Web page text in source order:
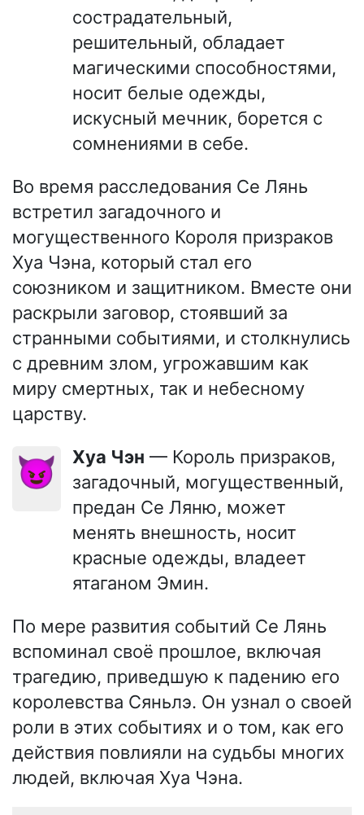
сострадательный,
решительный, обладает
магическими способностями,
носит белые одежды,
искусный мечник, борется с
сомнениями в себе.
Во время расследования Се Лянь
встретил загадочного и
могущественного Короля призраков
Хуа Чэна, который стал его
союзником и защитником. Вместе они
раскрыли заговор, стоявший за
странными событиями, и столкнулись
с древним злом, угрожавшим как
миру смертных, так и небесному
царству.
😈 Хуа Чэн — Король призраков,
загадочный, могущественный,
предан Се Ляню, может
менять внешность, носит
красные одежды, владеет
ятаганом Эмин.
По мере развития событий Се Лянь
вспоминал своё прошлое, включая
трагедию, приведшую к падению его
королевства Сяньлэ. Он узнал о своей
роли в этих событиях и о том, как его
действия повлияли на судьбы многих
людей, включая Хуа Чэна.